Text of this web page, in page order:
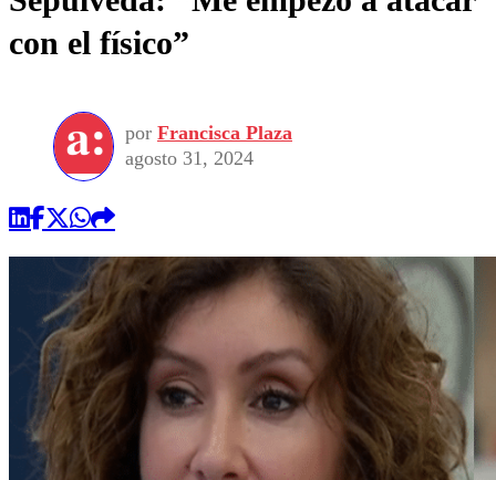
con el físico”
por Francisca Plaza
agosto 31, 2024